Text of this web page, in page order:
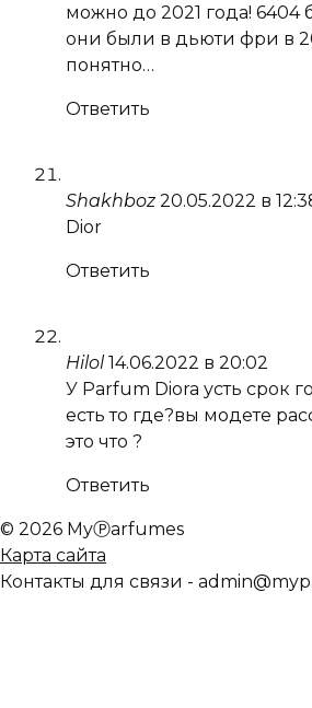
можно до 2021 года! 6404
они были в дьюти фри в
понятно…
Ответить
Shakhboz 20.05.2022 в
Dior
Ответить
Hilol 14.06.2022 в 20:02
У Parfum Diora усть срок
есть то где?вы модете
это что ?
Ответить
© 2026 MyⓅarfumes
Карта сайта
Контакты для связи -